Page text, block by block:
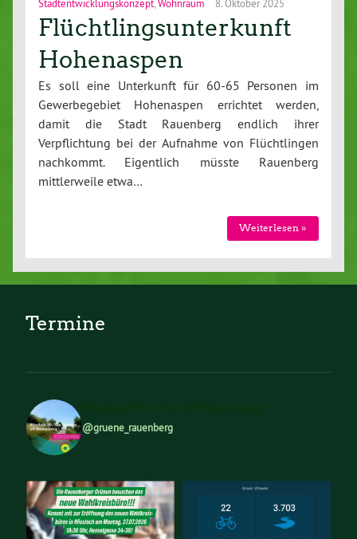
Stadtentwicklungskonzept,Wohnraum 8. Oktober 2025
Flüchtlingsunterkunft
Hohenaspen
Es soll eine Unterkunft für 60-65 Personen im
Gewerbegebiet Hohenaspen errichtet werden,
damit die Stadt Rauenberg endlich ihrer
Verpflichtung bei der Aufnahme von Flüchtlingen
nachkommt. Eigentlich müsste Rauenberg
mittlerweile etwa…
Weiterlesen »
Termine
@gruene_rauenberg